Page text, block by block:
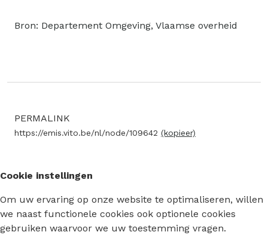
Bron: Departement Omgeving, Vlaamse overheid
PERMALINK
https://emis.vito.be/nl/node/109642 (kopieer)
Cookie instellingen
Om uw ervaring op onze website te optimaliseren, willen
we naast functionele cookies ook optionele cookies
gebruiken waarvoor we uw toestemming vragen.